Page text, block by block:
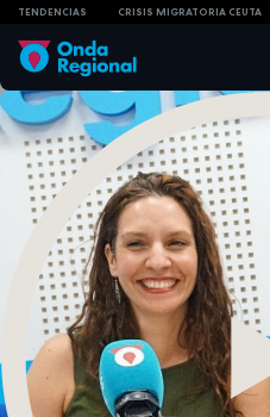
TENDENCIAS CRISIS MIGRATORIA CEUTA